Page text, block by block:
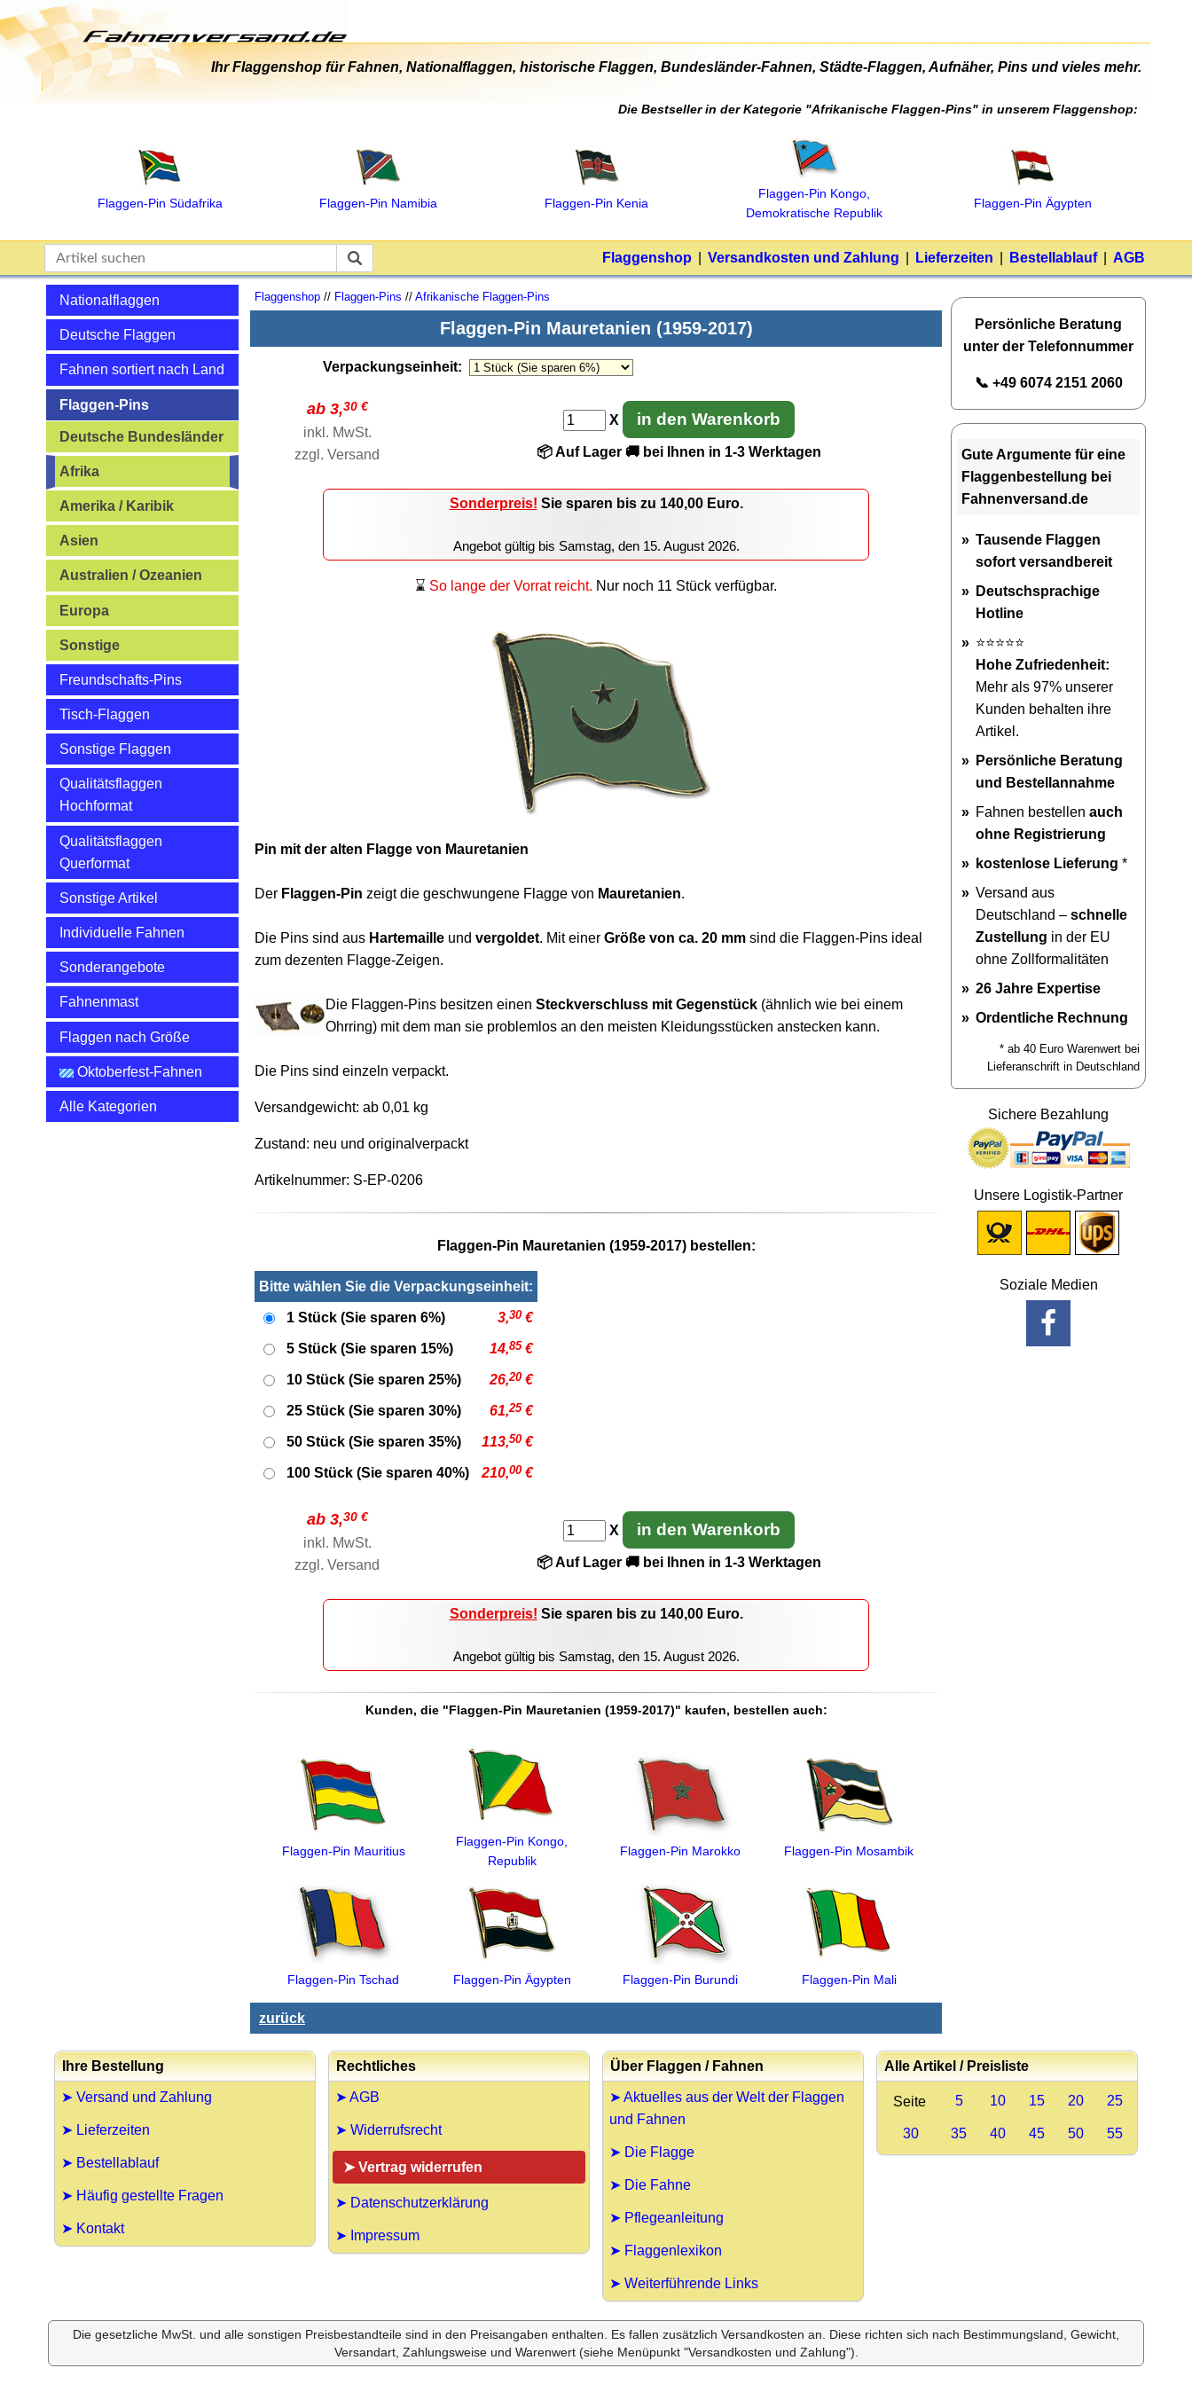
Ihr Flaggenshop für Fahnen, Nationalflaggen, historische Flaggen, Bundesländer-Fahnen, Städte-Flaggen, Aufnäher, Pins und vieles mehr.
Die Bestseller in der Kategorie "Afrikanische Flaggen-Pins" in unserem Flaggenshop:
Flaggen‑Pin Südafrika Flaggen‑Pin Namibia Flaggen‑Pin Kenia
Flaggen‑Pin Kongo,
Demokratische Republik
Flaggen‑Pin Ägypten
Flaggenshop Versandkosten und Zahlung Lieferzeiten Bestellablauf AGB
Nationalflaggen
Deutsche Flaggen
Fahnen sortiert nach Land
Flaggen-Pins
Deutsche Bundesländer
Afrika
Amerika / Karibik
Asien
Australien / Ozeanien
Europa
Sonstige
Freundschafts-Pins
Tisch-Flaggen
Sonstige Flaggen
Qualitätsflaggen
Hochformat
Qualitätsflaggen
Querformat
Sonstige Artikel
Individuelle Fahnen
Sonderangebote
Fahnenmast
Flaggen nach Größe
Oktoberfest-Fahnen
Alle Kategorien
Flaggenshop // Flaggen-Pins // Afrikanische Flaggen-Pins
Flaggen-Pin Mauretanien (1959-2017)
Verpackungseinheit:
ab 3,30 €
inkl. MwSt.
zzgl. Versand
X in den Warenkorb
📦 Auf Lager 🚚 bei Ihnen in 1-3 Werktagen
Sonderpreis! Sie sparen bis zu 140,00Euro.
Angebot gültig bis Samstag, den 15. August 2026.
⌛ So lange der Vorrat reicht. Nur noch 11 Stück verfügbar.
Pin mit der alten Flagge von Mauretanien
Der Flaggen-Pin zeigt die geschwungene Flagge von Mauretanien.
Die Pins sind aus Hartemaille und vergoldet. Mit einer Größe von ca. 20 mm sind die Flaggen-Pins ideal
zum dezenten Flagge-Zeigen.
Die Flaggen-Pins besitzen einen Steckverschluss mit Gegenstück (ähnlich wie bei einem
Ohrring) mit dem man sie problemlos an den meisten Kleidungsstücken anstecken kann.
Die Pins sind einzeln verpackt.
Versandgewicht: ab 0,01 kg
Zustand: neu und originalverpackt
Artikelnummer: S-EP-0206
Flaggen-Pin Mauretanien (1959-2017) bestellen:
Bitte wählen Sie die Verpackungseinheit:
1 Stück (Sie sparen 6%) 3,30 €
5 Stück (Sie sparen 15%) 14,85 €
10 Stück (Sie sparen 25%) 26,20 €
25 Stück (Sie sparen 30%) 61,25 €
50 Stück (Sie sparen 35%) 113,50 €
100 Stück (Sie sparen 40%) 210,00 €
ab 3,30 €
inkl. MwSt.
zzgl. Versand
X in den Warenkorb
📦 Auf Lager 🚚 bei Ihnen in 1-3 Werktagen
Sonderpreis! Sie sparen bis zu 140,00Euro.
Angebot gültig bis Samstag, den 15. August 2026.
Kunden, die "Flaggen-Pin Mauretanien (1959-2017)" kaufen, bestellen auch:
Flaggen-Pin Mauritius
Flaggen-Pin Kongo,
Republik
Flaggen-Pin Marokko Flaggen-Pin Mosambik
Flaggen-Pin Tschad Flaggen-Pin Ägypten Flaggen-Pin Burundi Flaggen-Pin Mali
zurück
Persönliche Beratung
unter der Telefonnummer
📞 +49 6074 2151 2060
Gute Argumente für eine
Flaggenbestellung bei
Fahnenversand.de
Tausende Flaggen
sofort versandbereit
Deutschsprachige
Hotline
⭐⭐⭐⭐⭐
Hohe Zufriedenheit:
Mehr als 97% unserer
Kunden behalten ihre
Artikel.
Persönliche Beratung
und Bestellannahme
Fahnen bestellen auch
ohne Registrierung
kostenlose Lieferung *
Versand aus
Deutschland – schnelle
Zustellung in der EU
ohne Zollformalitäten
26 Jahre Expertise
Ordentliche Rechnung
* ab 40 Euro Warenwert bei
Lieferanschrift in Deutschland
Sichere Bezahlung
Unsere Logistik-Partner
Soziale Medien
Ihre Bestellung
➤ Versand und Zahlung
➤ Lieferzeiten
➤ Bestellablauf
➤ Häufig gestellte Fragen
➤ Kontakt
Rechtliches
➤ AGB
➤ Widerrufsrecht
➤ Vertrag widerrufen
➤ Datenschutzerklärung
➤ Impressum
Über Flaggen / Fahnen
➤ Aktuelles aus der Welt der Flaggen
und Fahnen
➤ Die Flagge
➤ Die Fahne
➤ Pflegeanleitung
➤ Flaggenlexikon
➤ Weiterführende Links
Alle Artikel / Preisliste
Seite 5 10 15 20 25
30 35 40 45 50 55
Die gesetzliche MwSt. und alle sonstigen Preisbestandteile sind in den Preisangaben enthalten. Es fallen zusätzlich Versandkosten an. Diese richten sich nach Bestimmungsland, Gewicht,
Versandart, Zahlungsweise und Warenwert (siehe Menüpunkt "Versandkosten und Zahlung").